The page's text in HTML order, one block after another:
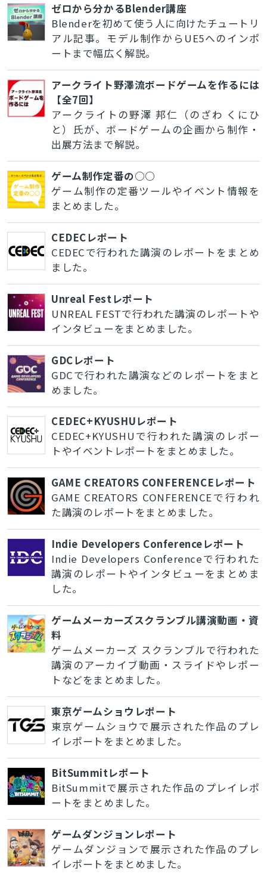
ゼロから分かるBlender講座
Blenderを初めて使う人に向けたチュートリ
アル記事。モデル制作からUE5へのインポ
ートまで幅広く解説。
アークライト野澤流ボードゲームを作るには
【全7回】
アークライトの野澤 邦仁（のざわ くにひ
と）氏が、ボードゲームの企画から制作・
出展方法まで解説。
ゲーム制作定番の○○
ゲーム制作の定番ツールやイベント情報を
まとめました。
CEDECレポート
CEDECで行われた講演のレポートをまとめ
ました。
Unreal Festレポート
UNREAL FESTで行われた講演のレポートや
インタビューをまとめました。
GDCレポート
GDCで行われた講演などのレポートをまと
めました。
CEDEC+KYUSHUレポート
CEDEC+KYUSHUで行われた講演のレポー
トやイベントレポートをまとめました。
GAME CREATORS CONFERENCEレポート
GAME CREATORS CONFERENCEで行われ
た講演のレポートをまとめました。
Indie Developers Conferenceレポート
Indie Developers Conferenceで行われた
講演のレポートやインタビューをまとめま
した。
ゲームメーカーズスクランブル講演動画・資
料
ゲームメーカーズ スクランブルで行われた
講演のアーカイブ動画・スライドやレポー
トなどをまとめました。
東京ゲームショウレポート
東京ゲームショウで展示された作品のプレ
イレポートをまとめました。
BitSummitレポート
BitSummitで展示された作品のプレイレポ
ートをまとめました。
ゲームダンジョンレポート
ゲームダンジョンで展示された作品のプレ
イレポートをまとめました。